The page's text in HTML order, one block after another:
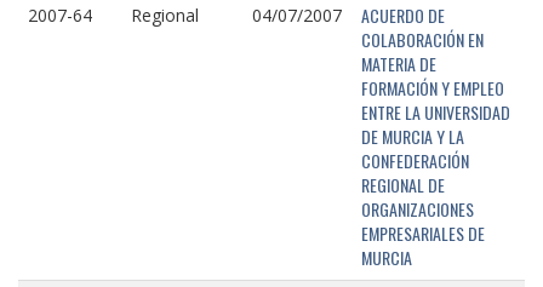
2007-64 Regional 04/07/2007
ACUERDO DE
COLABORACIÓN EN
MATERIA DE
FORMACIÓN Y EMPLEO
ENTRE LA UNIVERSIDAD
DE MURCIA Y LA
CONFEDERACIÓN
REGIONAL DE
ORGANIZACIONES
EMPRESARIALES DE
MURCIA